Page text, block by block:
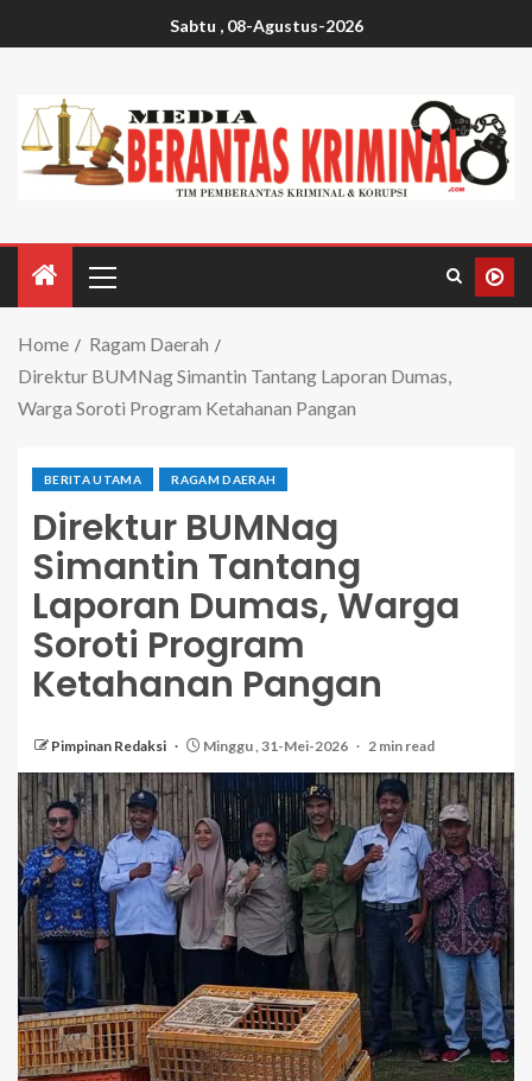
Sabtu , 08-Agustus-2026
Home
Ragam Daerah
Direktur BUMNag Simantin Tantang Laporan Dumas,
Warga Soroti Program Ketahanan Pangan
BERITA UTAMA RAGAM DAERAH
Direktur BUMNag
Simantin Tantang
Laporan Dumas, Warga
Soroti Program
Ketahanan Pangan
Pimpinan Redaksi Minggu , 31-Mei-2026 2 min read